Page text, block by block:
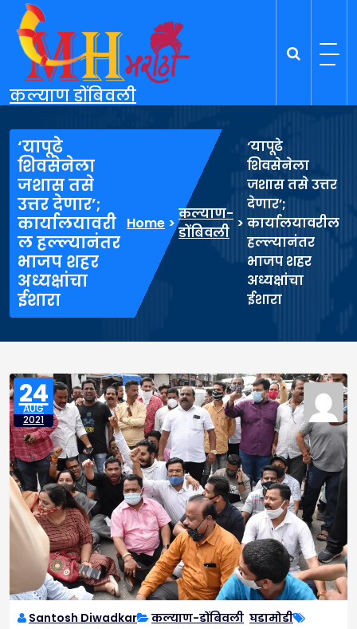
content
कल्याण डोंबिवली
‘यापूढे
शिवसेनेला
जशास तसे
उत्तर देणार’;
कार्यालयावरी
ल हल्ल्यानंतर
भाजप शहर
अध्यक्षांचा
ईशारा
Home >
कल्याण-
डोंबिवली
>
‘यापूढे
शिवसेनेला
जशास तसे उत्तर
देणार’;
कार्यालयावरील
हल्ल्यानंतर
भाजप शहर
अध्यक्षांचा
ईशारा
24
AUG
2021
Santosh Diwadkar कल्याण-डोंबिवली घडामोडी